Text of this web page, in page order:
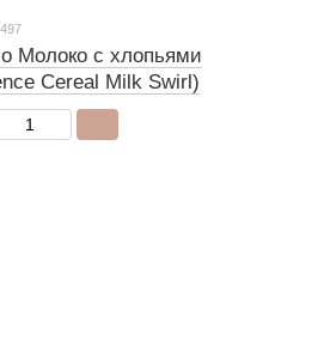
Молоко с хлопьями
Cereal Milk Swirl)